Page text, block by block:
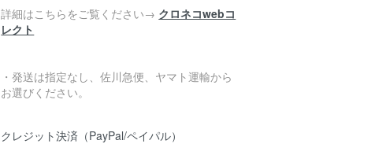
詳細はこちらをご覧ください→ クロネコwebコ
レクト
・発送は指定なし、佐川急便、ヤマト運輸から
お選びください。
クレジット決済（PayPal/ペイパル）